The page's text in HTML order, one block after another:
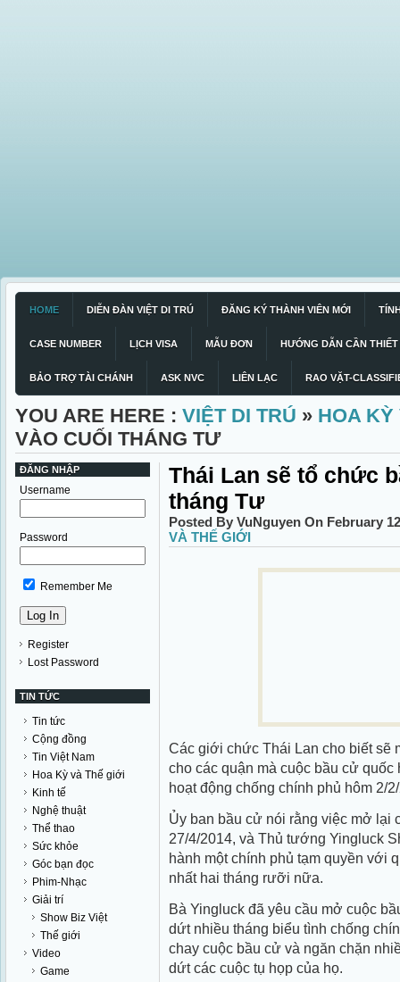
HOME DIỄN ĐÀN VIỆT DI TRÚ ĐĂNG KÝ THÀNH VIÊN MỚI
CASE NUMBER LỊCH VISA MẪU ĐƠN HƯỚNG DẪN CẦN THIẾT
BẢO TRỢ TÀI CHÁNH ASK NVC LIÊN LẠC RAO VẶT-
YOU ARE HERE : VIỆT DI TRÚ » HOA KỲ
VÀO CUỐI THÁNG TƯ
ĐĂNG NHẬP
Username
Password
Remember Me
Register
Lost Password
TIN TỨC
Tin tức
Cộng đồng
Tin Việt Nam
Hoa Kỳ và Thế giới
Kinh tế
Nghệ thuật
Thể thao
Sức khỏe
Góc bạn đọc
Phim-Nhạc
Giải trí
Show Biz Việt
Thế giới
Video
Game
Thái Lan sẽ tổ chức
tháng Tư
Posted By VuNguyen On February
VÀ THẾ GIỚI
Các giới chức Thái Lan cho biết sẽ
cho các quận mà cuộc bầu cử
hoạt động chống chính phủ hôm 2/
Ủy ban bầu cử nói rằng việc mở lại
27/4/2014, và Thủ tướng Yingluck
hành một chính phủ tạm quyền với
nhất hai tháng rưỡi nữa.
Bà Yingluck đã yêu cầu mở cuộc
dứt nhiều tháng biểu tình chống
chay cuộc bầu cử và ngăn chặn
dứt các cuộc tụ họp của họ.